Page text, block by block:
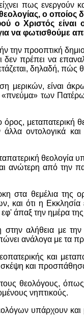
πως ενεργούν
ο οποίος
ο Χριστός
να φωτισθούμε
την προοπτική
δεν πρέπει να
δηλαδή, πώς
μερικών, είναι
των
μεταπατερική
οντολογικά
ανώτερη από την
στα θεμέλια της
και ότι η
άπαξ την ημέρα
αλήθεια με
ανάλογα με τα
και
σκέψη και
θεολόγους,
νηπτικούς.
υπάρχουν και